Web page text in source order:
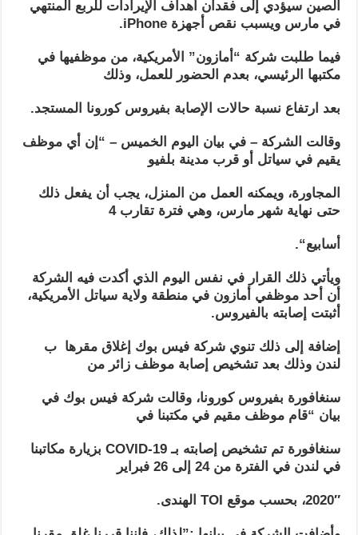
الصين سيؤدي إلى فقدان أهداف الإيرادات للربع المنتهي
في مارس ويسبب نقص أجهزة iPhone.
فيما طلبت شركة “أمازون” الأمريكية، من موظفيها في
مكتبها الرئيسي، بعدم الحضور للعمل، وذلك
بعد ارتفاع نسبة حالات الإصابة بفيروس كورونا المستجد.
وقالت الشركة – في بيان اليوم الخميس – “إن أي موظف
يقيم في سياتل أو قرب مدينة بلفيو
المجاورة، ويمكنه العمل من المنزل، يجب أن يفعل ذلك
حتى نهاية شهر مارس، وهي فترة تقارب 4
أسابيع“.
ويأتي ذلك القرار في نفس اليوم الذي أكدت فيه الشركة
أن أحد موظفي أمازون في منطقة ولاية سياتل الأمريكية،
أثبتت إصابته بالفيروس.
إضافة إلى ذلك تنوي شركة فيس بوك إغلاق مقرها ب
لندن وذلك بعد تشخيص إصابة موظف زائر من
سنغافورة بفيروس كورونا، وقالت شركة فيس بوك في
بيان “قام موظف مقيم في مكتبنا في
سنغافورة تم تشخيص إصابته بـ COVID-19 بزيارة مكاتبنا
في لندن في الفترة من 24 إلى 26 فبراير
2020″، بحسب موقع TOI الهندى.